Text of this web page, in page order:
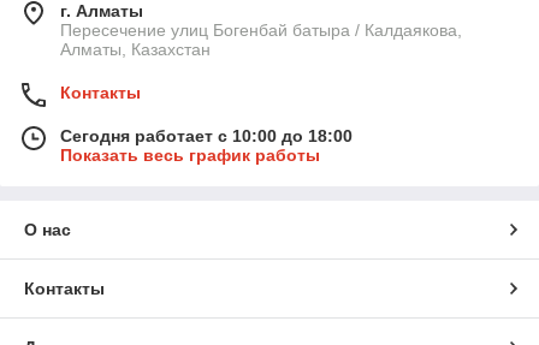
г. Алматы
Пересечение улиц Богенбай батыра / Калдаякова,
Алматы, Казахстан
Контакты
Сегодня работает с 10:00 до 18:00
Показать весь график работы
О нас
Контакты